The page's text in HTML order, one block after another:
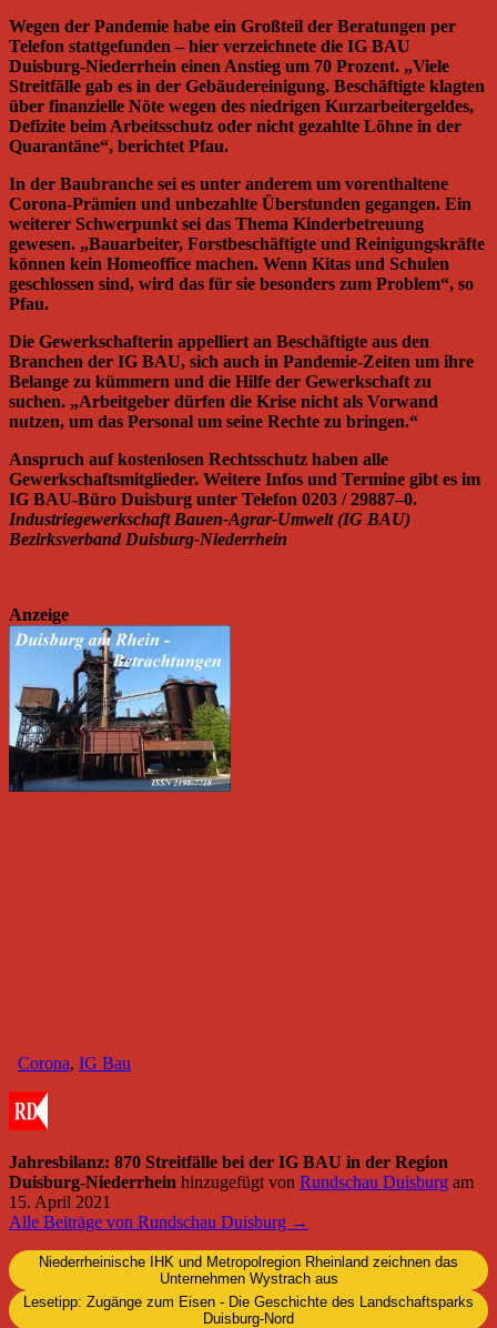
Wegen der Pandemie habe ein Großteil der Beratungen per
Telefon stattgefunden – hier verzeichnete die IG BAU
Duisburg-Niederrhein einen Anstieg um 70 Prozent. „Viele
Streitfälle gab es in der Gebäudereinigung. Beschäftigte klagten
über finanzielle Nöte wegen des niedrigen Kurzarbeitergeldes,
Defizite beim Arbeitsschutz oder nicht gezahlte Löhne in der
Quarantäne“, berichtet Pfau.
In der Baubranche sei es unter anderem um vorenthaltene
Corona-Prämien und unbezahlte Überstunden gegangen. Ein
weiterer Schwerpunkt sei das Thema Kinderbetreuung
gewesen. „Bauarbeiter, Forstbeschäftigte und Reinigungskräfte
können kein Homeoffice machen. Wenn Kitas und Schulen
geschlossen sind, wird das für sie besonders zum Problem“, so
Pfau.
Die Gewerkschafterin appelliert an Beschäftigte aus den
Branchen der IG BAU, sich auch in Pandemie-Zeiten um ihre
Belange zu kümmern und die Hilfe der Gewerkschaft zu
suchen. „Arbeitgeber dürfen die Krise nicht als Vorwand
nutzen, um das Personal um seine Rechte zu bringen.“
Anspruch auf kostenlosen Rechtsschutz haben alle
Gewerkschaftsmitglieder. Weitere Infos und Termine gibt es im
IG BAU-Büro Duisburg unter Telefon 0203 / 29887–0.
Industriegewerkschaft Bauen-Agrar-Umwelt (IG BAU)
Bezirksverband Duisburg-Niederrhein
Anzeige
Corona, IG Bau
Jahresbilanz: 870 Streitfälle bei der IG BAU in der Region
Duisburg-Niederrhein hinzugefügt von Rundschau Duisburg am
15. April 2021
Alle Beiträge von Rundschau Duisburg →
Niederrheinische IHK und Metropolregion Rheinland zeichnen das
Unternehmen Wystrach aus
Lesetipp: Zugänge zum Eisen - Die Geschichte des Landschaftsparks
Duisburg-Nord